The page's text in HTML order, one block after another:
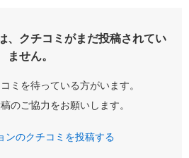
、クチコミがまだ投稿されてい
ません。
ミを待っている方がいます。
のご協力をお願いします。
ンのクチコミを投稿する